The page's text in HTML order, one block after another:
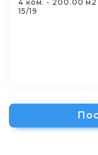
4 ком. - 200.00 м2
15/19